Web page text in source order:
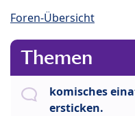
Foren-Übersicht
Themen
komisches
ersticken.